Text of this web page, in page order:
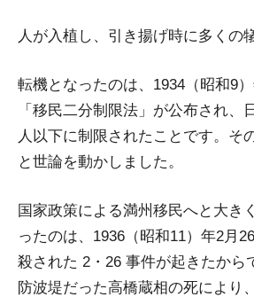
人が入植し、引き揚げ時に多くの
転機となったのは、1934（昭和9
「移民二分制限法」が公布され、
人以下に制限されたことです。そ
と世論を動かしました。
国家政策による満州移民へと大き
ったのは、1936（昭和11）年2月
殺された 2・26 事件が起きたから
防波堤だった高橋蔵相の死により